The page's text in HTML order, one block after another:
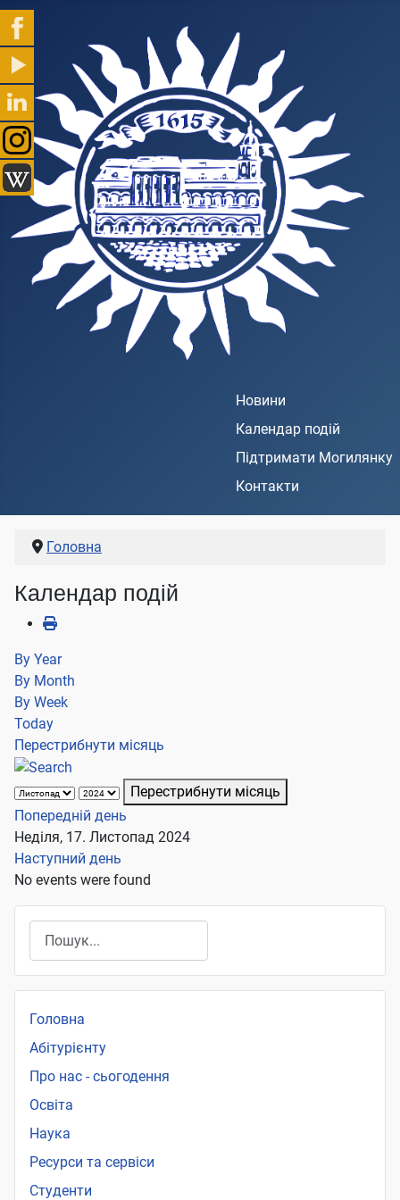
Новини
Календар подій
Підтримати Могилянку
Контакти
Головна
Календар подій
By Year
By Month
By Week
Today
Перестрибнути місяць
Перестрибнути місяць
Попередній день
Неділя, 17. Листопад 2024
Наступний день
No events were found
Головна
Абітурієнту
Про нас - сьогодення
Освіта
Наука
Ресурси та сервіси
Студенти